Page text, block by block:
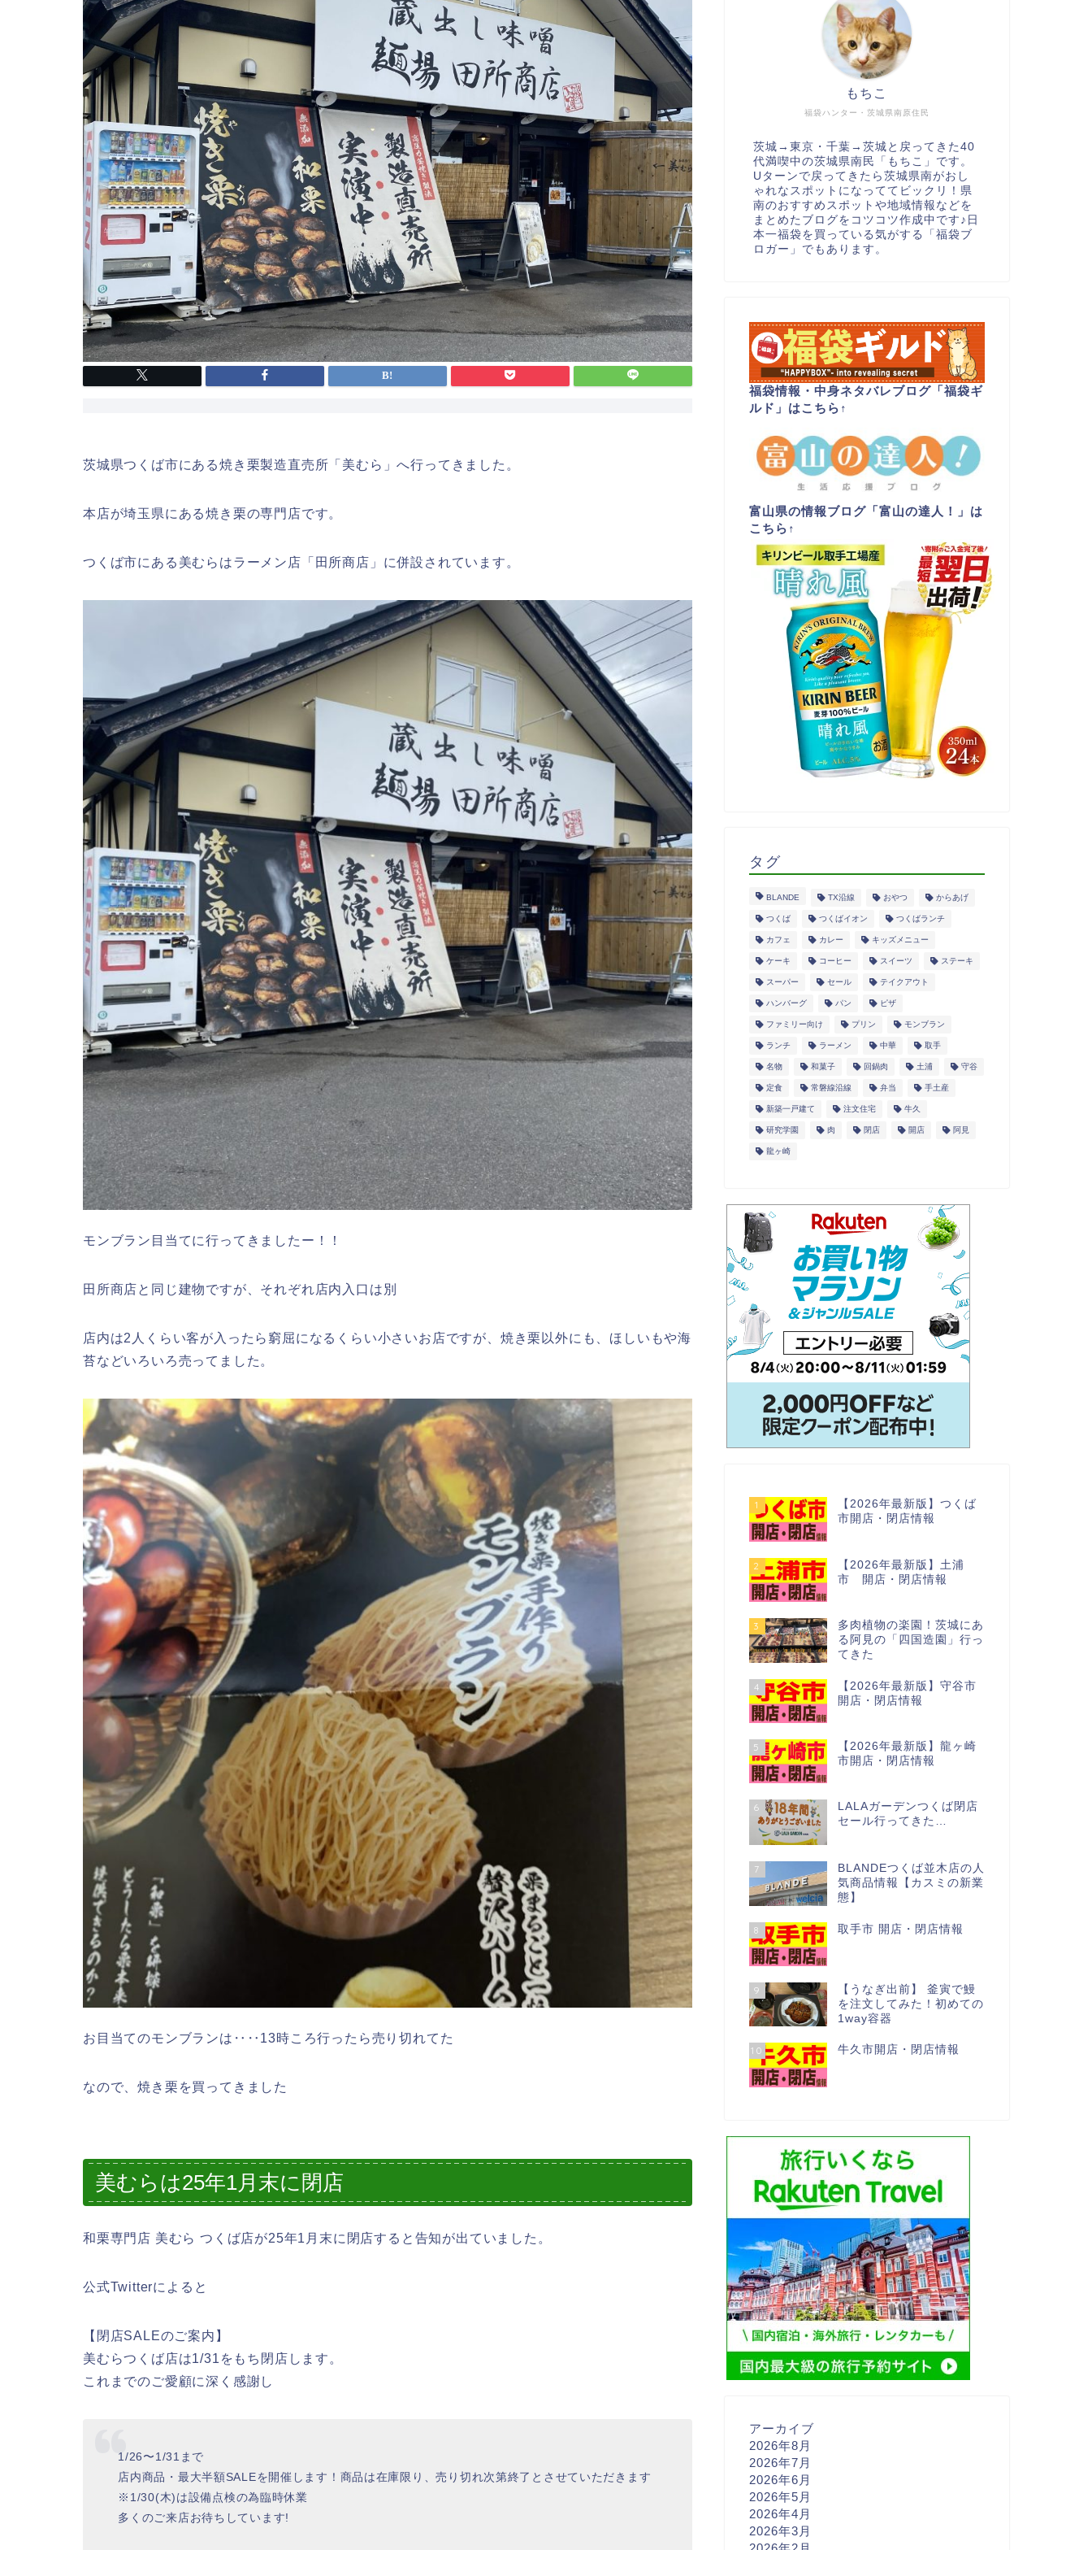
茨城県つくば市にある焼き栗製造直売所「美むら」へ行ってきました。
本店が埼玉県にある焼き栗の専門店です。
つくば市にある美むらはラーメン店「田所商店」に併設されています。
モンブラン目当てに行ってきましたー！！
田所商店と同じ建物ですが、それぞれ店内入口は別
店内は2人くらい客が入ったら窮屈になるくらい小さいお店ですが、焼き栗以外にも、ほしいもや海
苔などいろいろ売ってました。
お目当てのモンブランは‥‥13時ころ行ったら売り切れてた
なので、焼き栗を買ってきました
美むらは25年1月末に閉店
和栗専門店 美むら つくば店が25年1月末に閉店すると告知が出ていました。
公式Twitterによると
【閉店SALEのご案内】
美むらつくば店は1/31をもち閉店します。
これまでのご愛顧に深く感謝し
1/26〜1/31まで
店内商品・最大半額SALEを開催します！商品は在庫限り、売り切れ次第終了とさせていただきます
※1/30(木)は設備点検の為臨時休業
多くのご来店お待ちしています!
福袋ハンター・茨城県南原住民
もちこ
茨城→東京・千葉→茨城と戻ってきた40
代満喫中の茨城県南民「もちこ」です。
Uターンで戻ってきたら茨城県南がおし
ゃれなスポットになっててビックリ！県
南のおすすめスポットや地域情報などを
まとめたブログをコツコツ作成中です♪日
本一福袋を買っている気がする「福袋ブ
ロガー」でもあります。
福袋情報・中身ネタバレブログ「福袋ギ
ルド」はこちら ↑
富山県の情報ブログ「富山の達人！」は
こちら ↑
タグ
BLANDE TX沿線 おやつ からあげ
つくば つくばイオン つくばランチ
カフェ カレー キッズメニュー
ケーキ コーヒー スイーツ ステーキ
スーパー セール テイクアウト
ハンバーグ パン ピザ
ファミリー向け プリン モンブラン
ランチ ラーメン 中華 取手
名物 和菓子 回鍋肉 土浦 守谷
定食 常磐線沿線 弁当 手土産
新築一戸建て 注文住宅 牛久
研究学園 肉 閉店 開店 阿見
龍ヶ崎
1
【2026年最新版】つくば
市開店・閉店情報
2
【2026年最新版】土浦
市 開店・閉店情報
3
多肉植物の楽園！茨城にあ
る阿見の「四国造園」行っ
てきた
4
【2026年最新版】守谷市
開店・閉店情報
5
【2026年最新版】龍ヶ崎
市開店・閉店情報
6
LALAガーデンつくば閉店
セール行ってきた…
7
BLANDEつくば並木店の人
気商品情報【カスミの新業
態】
8 取手市 開店・閉店情報
9
【うなぎ出前】 釜寅で鰻
を注文してみた！初めての
1way容器
10 牛久市開店・閉店情報
アーカイブ
2026年8月
2026年7月
2026年6月
2026年5月
2026年4月
2026年3月